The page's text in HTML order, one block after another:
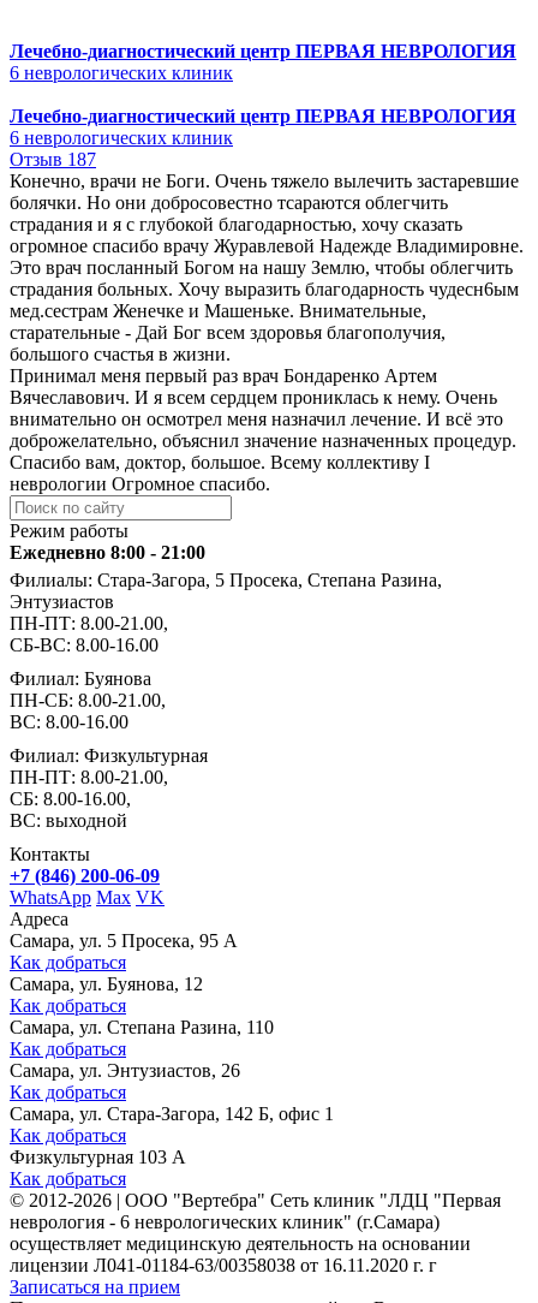
Лечебно-диагностический центр ПЕРВАЯ НЕВРОЛОГИЯ
6 неврологических клиник
Лечебно-диагностический центр ПЕРВАЯ НЕВРОЛОГИЯ
6 неврологических клиник
Отзыв 187
Конечно, врачи не Боги. Очень тяжело вылечить застаревшие
болячки. Но они добросовестно тсараются облегчить
страдания и я с глубокой благодарностью, хочу сказать
огромное спасибо врачу Журавлевой Надежде Владимировне.
Это врач посланный Богом на нашу Землю, чтобы облегчить
страдания больных. Хочу выразить благодарность чудесн6ым
мед.сестрам Женечке и Машеньке. Внимательные,
старательные - Дай Бог всем здоровья благополучия,
большого счастья в жизни.
Принимал меня первый раз врач Бондаренко Артем
Вячеславович. И я всем сердцем прониклась к нему. Очень
внимательно он осмотрел меня назначил лечение. И всё это
доброжелательно, объяснил значение назначенных процедур.
Спасибо вам, доктор, большое. Всему коллективу I
неврологии Огромное спасибо.
Режим работы
Ежедневно 8:00 - 21:00
Филиалы: Стара-Загора, 5 Просека, Степана Разина,
Энтузиастов
ПН-ПТ: 8.00-21.00,
СБ-ВС: 8.00-16.00
Филиал: Буянова
ПН-СБ: 8.00-21.00,
ВС: 8.00-16.00
Филиал: Физкультурная
ПН-ПТ: 8.00-21.00,
СБ: 8.00-16.00,
ВС: выходной
Контакты
+7 (846) 200-06-09
WhatsApp Max VK
Адреса
Самара, ул. 5 Просека, 95 А
Как добраться
Самара, ул. Буянова, 12
Как добраться
Самара, ул. Степана Разина, 110
Как добраться
Самара, ул. Энтузиастов, 26
Как добраться
Самара, ул. Стара-Загора, 142 Б, офис 1
Как добраться
Физкультурная 103 А
Как добраться
© 2012-2026 | ООО "Вертебра" Сеть клиник "ЛДЦ "Первая
неврология - 6 неврологических клиник" (г.Самара)
осуществляет медицинскую деятельность на основании
лицензии Л041-01184-63/00358038 от 16.11.2020 г. г
Записаться на прием